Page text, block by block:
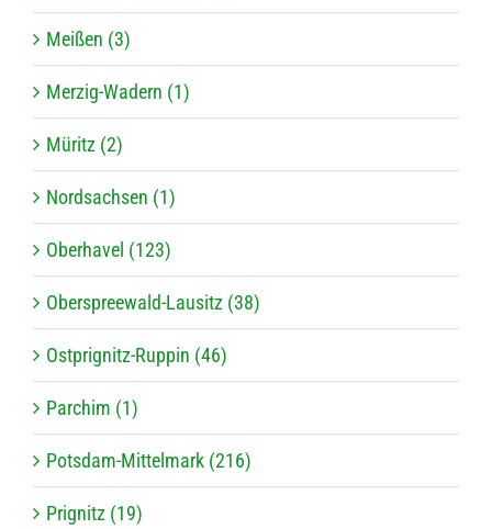
Meißen (3)
Merzig-Wadern (1)
Müritz (2)
Nordsachsen (1)
Oberhavel (123)
Oberspreewald-Lausitz (38)
Ostprignitz-Ruppin (46)
Parchim (1)
Potsdam-Mittelmark (216)
Prignitz (19)